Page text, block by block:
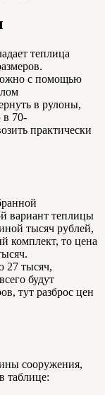
теплица
с помощью
в рулоны,
в 70-
практически
вариант теплицы
тысяч рублей,
комплект, то цена
27 тысяч,
будут
тут разброс цен
сооружения,
таблице: